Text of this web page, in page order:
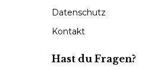
Datenschutz
Kontakt
Hast du Fragen?